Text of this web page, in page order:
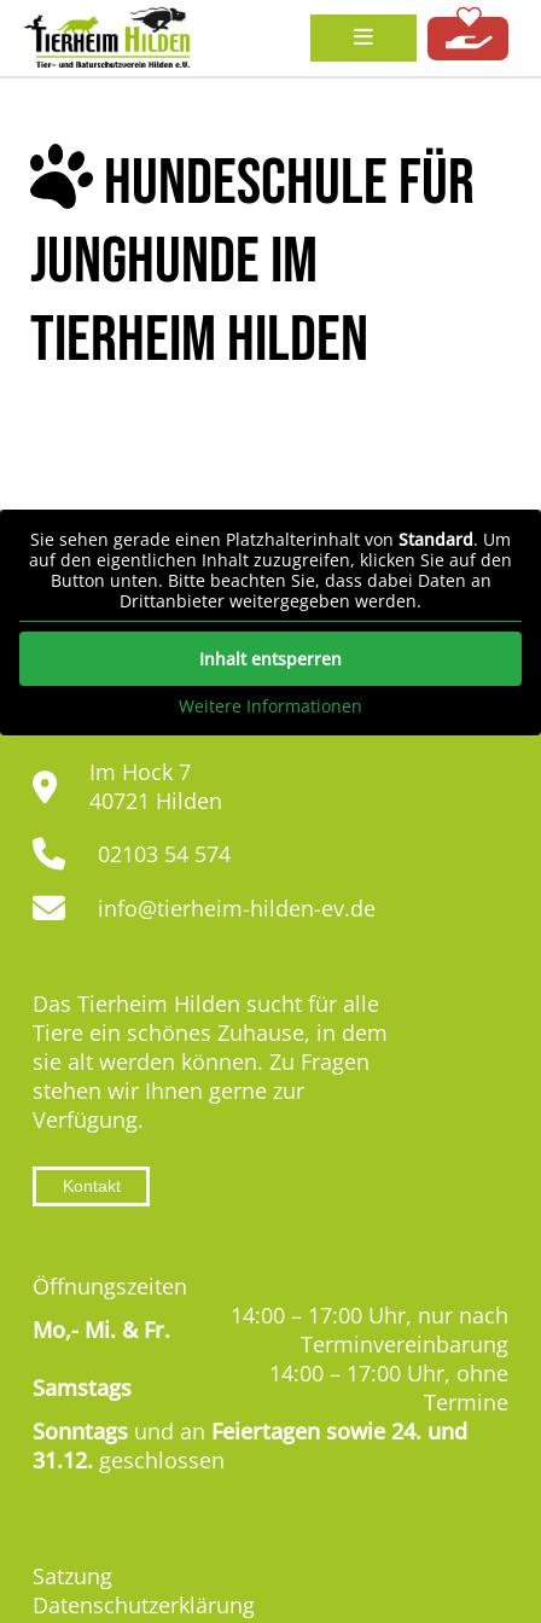
HUNDESCHULE FÜR
JUNGHUNDE IM
TIERHEIM HILDEN
Sie sehen gerade einen Platzhalterinhalt von Standard. Um
auf den eigentlichen Inhalt zuzugreifen, klicken Sie auf den
Button unten. Bitte beachten Sie, dass dabei Daten an
Drittanbieter weitergegeben werden.
Inhalt entsperren
Weitere Informationen
Im Hock 7
40721 Hilden
02103 54 574
info@tierheim-hilden-ev.de
Das Tierheim Hilden sucht für alle
Tiere ein schönes Zuhause, in dem
sie alt werden können. Zu Fragen
stehen wir Ihnen gerne zur
Verfügung.
Kontakt
Öffnungszeiten
Mo,- Mi. & Fr.
14:00 – 17:00 Uhr, nur nach
Terminvereinbarung
Samstags
14:00 – 17:00 Uhr, ohne
Termine
Sonntags und an Feiertagen sowie 24. und
31.12. geschlossen
Satzung
Datenschutzerklärung